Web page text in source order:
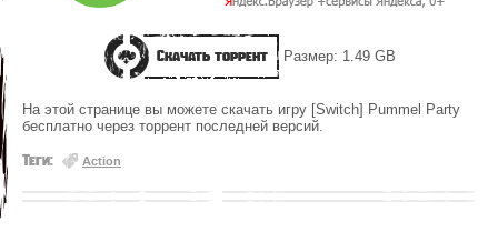
Скачать торрент Размер: 1.49 GB
На этой странице вы можете скачать игру [Switch] Pummel Party
бесплатно через торрент последней версий.
Теги: Action